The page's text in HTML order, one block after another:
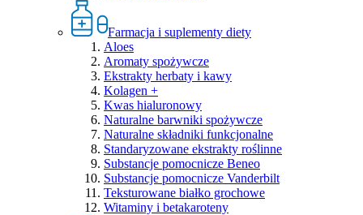
Farmacja i suplementy diety
Aloes
Aromaty spożywcze
Ekstrakty herbaty i kawy
Kolagen +
Kwas hialuronowy
Naturalne barwniki spożywcze
Naturalne składniki funkcjonalne
Standaryzowane ekstrakty roślinne
Substancje pomocnicze Beneo
Substancje pomocnicze Vanderbilt
Teksturowane białko grochowe
Witaminy i betakaroteny